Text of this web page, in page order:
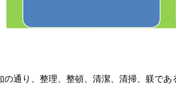
の通り、整理、整頓、清潔、清掃、躾で